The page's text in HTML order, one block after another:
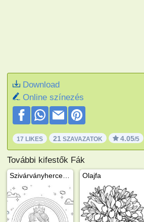
Download
Online színezés
17 LIKES 21 SZAVAZATOK 4.05/5
További kifestők Fák
Olajfa